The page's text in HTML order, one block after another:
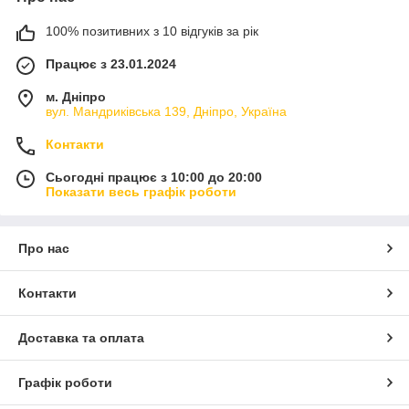
100% позитивних з 10 відгуків за рік
Працює з 23.01.2024
м. Дніпро
вул. Мандриківська 139, Дніпро, Україна
Контакти
Сьогодні працює з 10:00 до 20:00
Показати весь графік роботи
Про нас
Контакти
Доставка та оплата
Графік роботи